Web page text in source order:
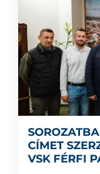
CÍMET
VSK FÉRFI